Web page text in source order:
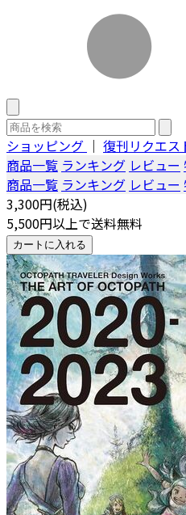
ショッピング ｜ 復刊リクエス
商品一覧 ランキング レビュー
商品一覧 ランキング レビュー
3,300円(税込)
5,500円以上で送料無料
カートに入れる